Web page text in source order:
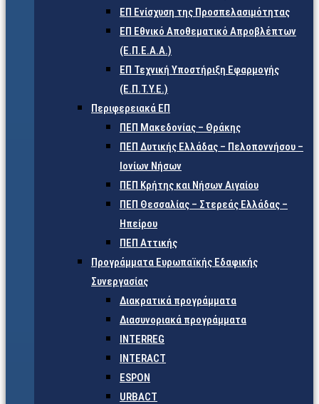
ΕΠ Ενίσχυση της Προσπελασιμότητας
ΕΠ Εθνικό Αποθεματικό Απροβλέπτων
(Ε.Π.Ε.Α.Α.)
ΕΠ Τεχνική Υποστήριξη Εφαρμογής
(Ε.Π.Τ.Υ.Ε.)
Περιφερειακά ΕΠ
ΠΕΠ Μακεδονίας – Θράκης
ΠΕΠ Δυτικής Ελλάδας – Πελοποννήσου –
Ιονίων Νήσων
ΠΕΠ Κρήτης και Νήσων Αιγαίου
ΠΕΠ Θεσσαλίας – Στερεάς Ελλάδας –
Ηπείρου
ΠΕΠ Αττικής
Προγράμματα Ευρωπαϊκής Εδαφικής
Συνεργασίας
Διακρατικά προγράμματα
Διασυνοριακά προγράμματα
INTERREG
INTERACT
ESPON
URBACT